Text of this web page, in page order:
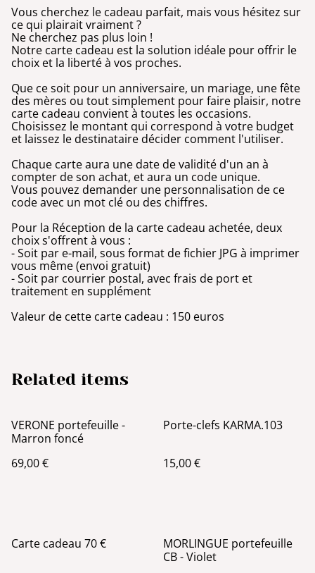
Vous cherchez le cadeau parfait, mais vous hésitez sur
ce qui plairait vraiment ?
Ne cherchez pas plus loin !
Notre carte cadeau est la solution idéale pour offrir le
choix et la liberté à vos proches.
Que ce soit pour un anniversaire, un mariage, une fête
des mères ou tout simplement pour faire plaisir, notre
carte cadeau convient à toutes les occasions.
Choisissez le montant qui correspond à votre budget
et laissez le destinataire décider comment l'utiliser.
Chaque carte aura une date de validité d'un an à
compter de son achat, et aura un code unique.
Vous pouvez demander une personnalisation de ce
code avec un mot clé ou des chiffres.
Pour la Réception de la carte cadeau achetée, deux
choix s'offrent à vous :
- Soit par e-mail, sous format de fichier JPG à imprimer
vous même (envoi gratuit)
- Soit par courrier postal, avec frais de port et
traitement en supplément
Valeur de cette carte cadeau : 150 euros
Related items
VERONE portefeuille -
Marron foncé
69,00 €
Porte-clefs KARMA.103
15,00 €
Carte cadeau 70 €
MORLINGUE portefeuille
CB - Violet